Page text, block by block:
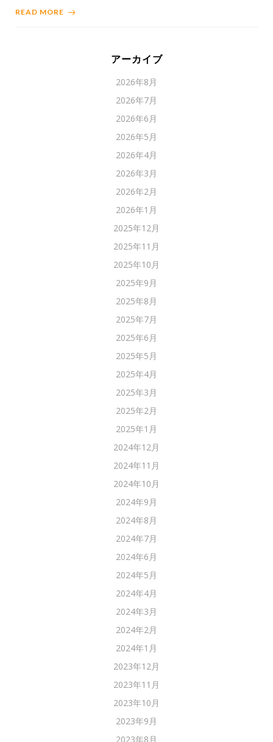
READ MORE
アーカイブ
2026年8月
2026年7月
2026年6月
2026年5月
2026年4月
2026年3月
2026年2月
2026年1月
2025年12月
2025年11月
2025年10月
2025年9月
2025年8月
2025年7月
2025年6月
2025年5月
2025年4月
2025年3月
2025年2月
2025年1月
2024年12月
2024年11月
2024年10月
2024年9月
2024年8月
2024年7月
2024年6月
2024年5月
2024年4月
2024年3月
2024年2月
2024年1月
2023年12月
2023年11月
2023年10月
2023年9月
2023年8月